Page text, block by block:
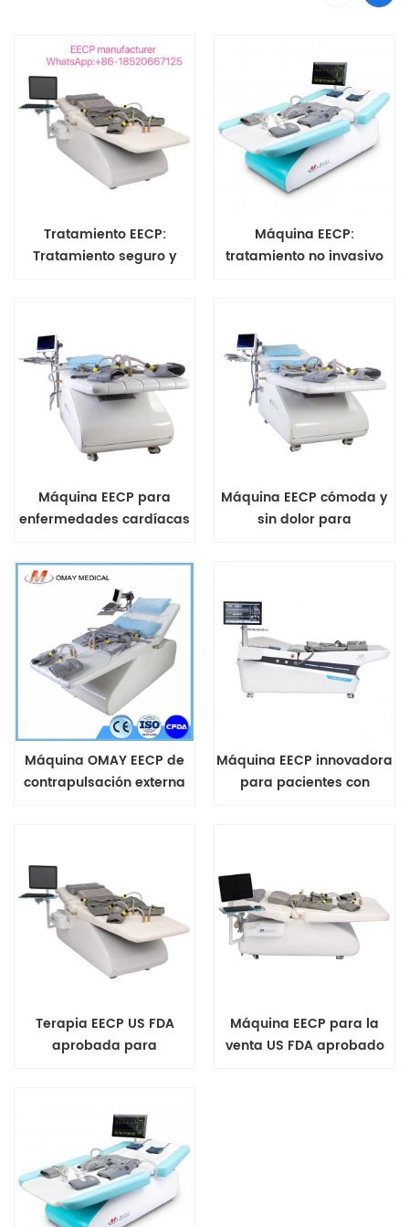
Tratamiento EECP:
Tratamiento seguro y
Máquina EECP:
tratamiento no invasivo
Máquina EECP para
enfermedades cardíacas
Máquina EECP cómoda y
sin dolor para
Máquina OMAY EECP de
contrapulsación externa
Máquina EECP innovadora
para pacientes con
Terapia EECP US FDA
aprobada para
Máquina EECP para la
venta US FDA aprobado